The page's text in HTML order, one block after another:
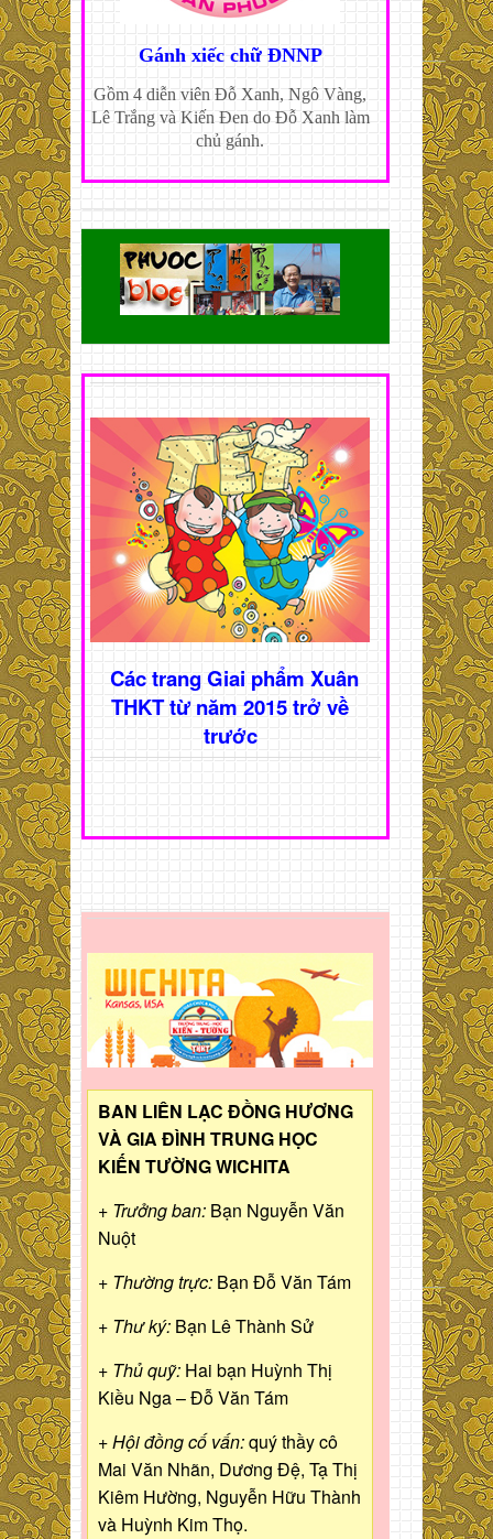
Gánh xiếc chữ ĐNNP
Gồm 4 diễn viên Đỗ Xanh, Ngô Vàng,
Lê Trắng và Kiến Đen do Đỗ Xanh làm
chủ gánh.
Các trang Giai phẩm Xuân
THKT từ năm 2015 trở về
trước
BAN LIÊN LẠC ĐỒNG HƯƠNG
VÀ GIA ĐÌNH TRUNG HỌC
KIẾN TƯỜNG WICHITA
+ Trưởng ban: Bạn Nguyễn Văn
Nuột
+ Thường trực: Bạn Đỗ Văn Tám
+ Thư ký: Bạn Lê Thành Sử
+ Thủ quỹ: Hai bạn Huỳnh Thị
Kiều Nga – Đỗ Văn Tám
+ Hội đồng cố vấn:quý thầy cô
Mai Văn Nhãn, Dương Đệ, Tạ Thị
Kiêm Hường, Nguyễn Hữu Thành
và Huỳnh Kim Thọ.